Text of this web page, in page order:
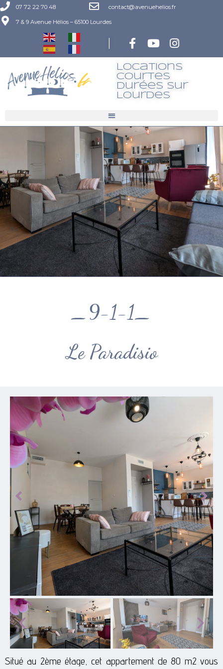
07 72 22 70 48 contact@avenuehelios.fr
7 & 9 Avenue Hélios – 65100 Lourdes
|
Locations
Courtes
Durées Sur
LourdeS
location 9-1-1
_9-1-1_
Le Paradisio
Situé au 2ème étage, cet appartement de 80 m2 vous